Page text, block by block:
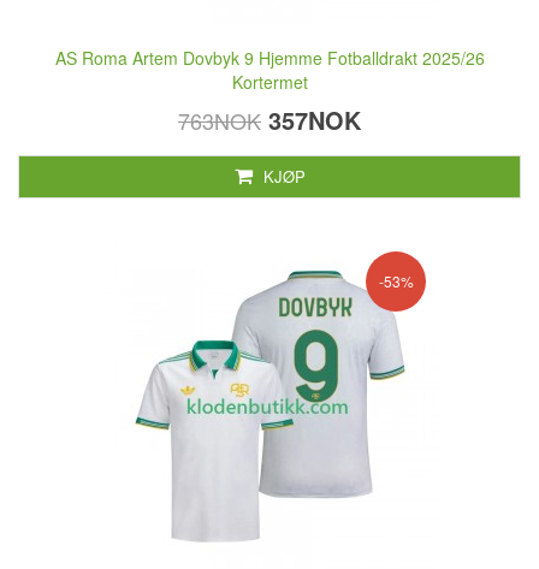
AS Roma Artem Dovbyk 9 Hjemme Fotballdrakt 2025/26
Kortermet
763NOK 357NOK
KJØP
-53%